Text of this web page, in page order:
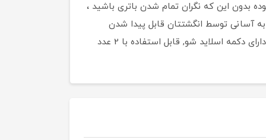
بدون این که نگران تمام شدن باتری باشید ،
آسانی توسط انگشتتان قابل پیدا شدن
هستند و حس بسیار خوبی را هنگام فشرده شدن به کاربر انتقال می دهد. دارای نمایشگر باتری, دارای اتصال USB دانگل, دارای دکمه اسلاید شو, قابل استفاده با 2 عدد